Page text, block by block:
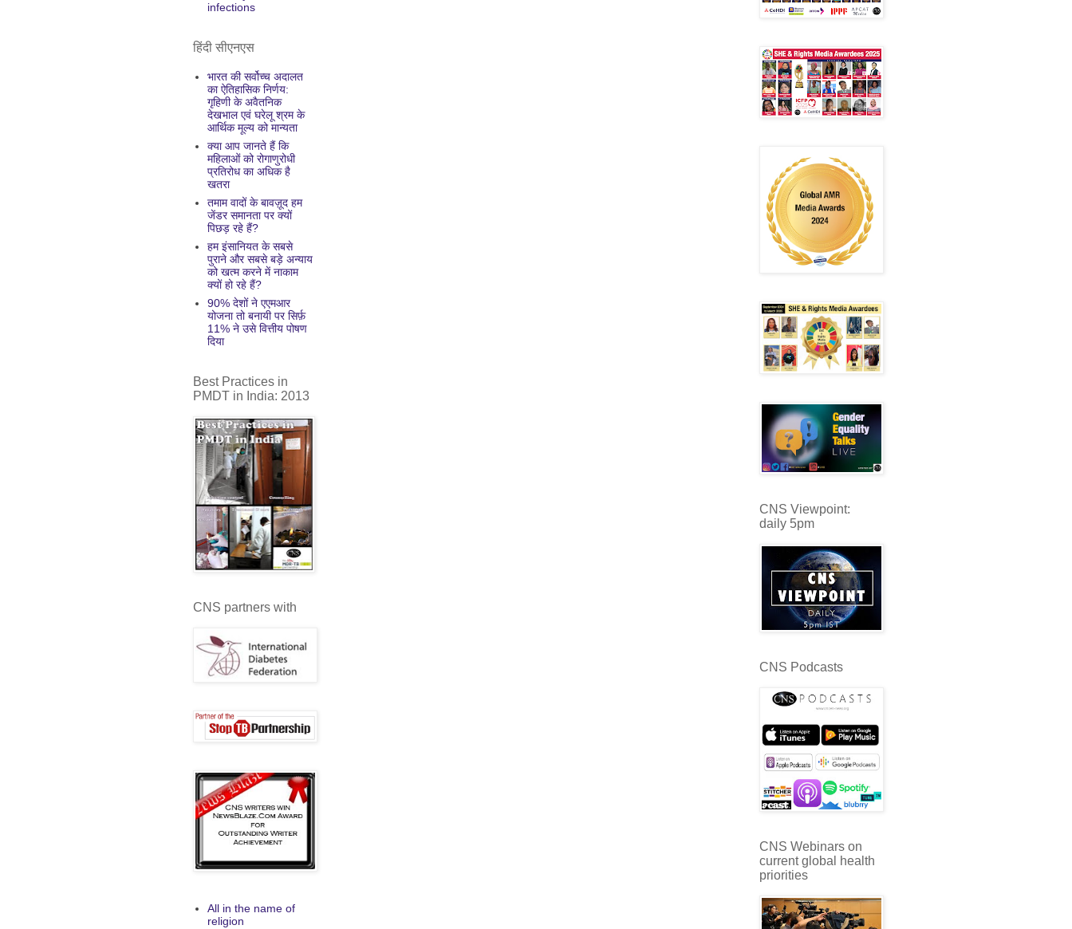
infections
हिंदी सीएनएस
भारत की सर्वोच्च अदालत
का ऐतिहासिक निर्णय:
गृहिणी के अवैतनिक
देखभाल एवं घरेलू श्रम के
आर्थिक मूल्य को मान्यता
क्या आप जानते हैं कि
महिलाओं को रोगाणुरोधी
प्रतिरोध का अधिक है
खतरा
तमाम वादों के बावज़ूद हम
जेंडर समानता पर क्यों
पिछड़ रहे हैं?
हम इंसानियत के सबसे
पुराने और सबसे बड़े अन्याय
को खत्म करने में नाकाम
क्यों हो रहे हैं?
90% देशों ने एएमआर
योजना तो बनायी पर सिर्फ़
11% ने उसे वित्तीय पोषण
दिया
Best Practices in
PMDT in India: 2013
CNS partners with
All in the name of
religion
CNS Viewpoint:
daily 5pm
CNS Podcasts
CNS Webinars on
current global health
priorities